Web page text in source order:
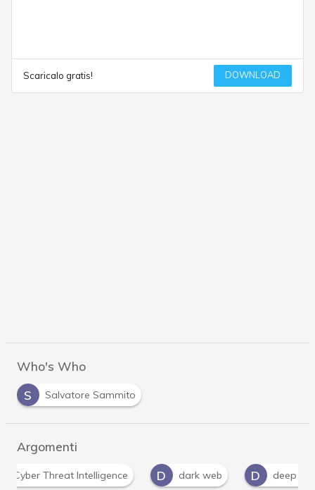
Scaricalo gratis! DOWNLOAD
Who's Who
S
Salvatore Sammito
Argomenti
D
dark web D deep web I infrastrutture